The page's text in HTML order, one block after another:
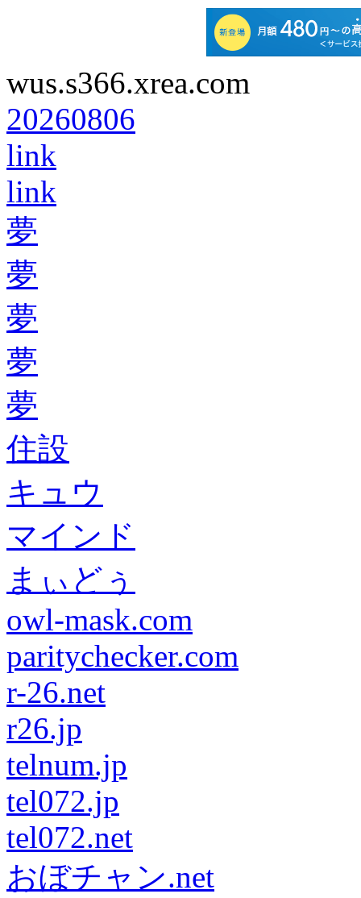
wus.s366.xrea.com
20260806
link
link
夢
夢
夢
夢
夢
住設
キュウ
マインド
まぃどぅ
owl-mask.com
paritychecker.com
r-26.net
r26.jp
telnum.jp
tel072.jp
tel072.net
おぼチャン.net